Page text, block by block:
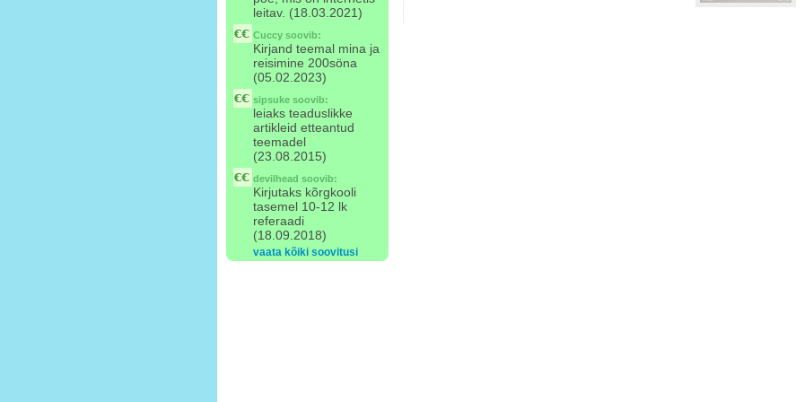
leitav. (18.03.2021)
Cuccy soovib:
Kirjand teemal mina ja
reisimine 200söna
(05.02.2023)
sipsuke soovib:
leiaks teaduslikke
artikleid etteantud
teemadel
(23.08.2015)
devilhead soovib:
Kirjutaks kõrgkooli
tasemel 10-12 lk
referaadi
(18.09.2018)
vaata kõiki soovitusi